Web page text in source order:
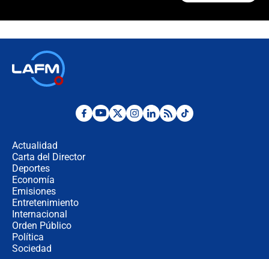
Tras su posesión, presidente De la
Actualidad
Carta del Director
Deportes
Economía
Emisiones
Entretenimiento
Internacional
Orden Público
Política
Sociedad